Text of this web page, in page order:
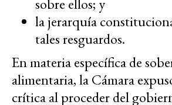
la jerarquía
tales resguardos.
En materia específica de
alimentaria, la Cámara
crítica al proceder del